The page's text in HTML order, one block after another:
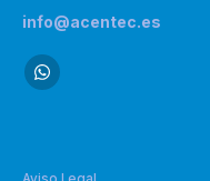
info@acentec.es